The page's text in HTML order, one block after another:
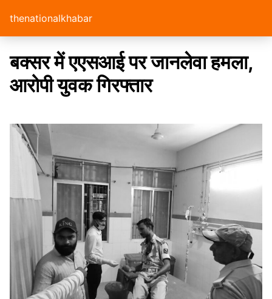
thenationalkhabar
बक्सर में एएसआई पर जानलेवा हमला,
आरोपी युवक गिरफ्तार